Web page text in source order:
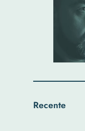
Recente